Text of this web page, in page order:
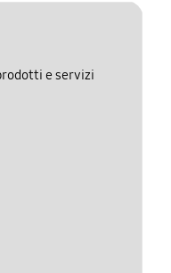
e servizi